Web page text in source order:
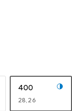
400
EUR
28,26